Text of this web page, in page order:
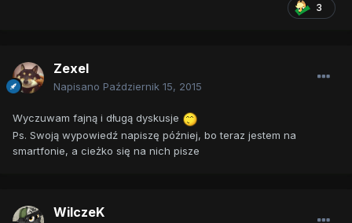
3
Zexel
Napisano Październik 15, 2015
Wyczuwam fajną i długą dyskusje
Ps. Swoją wypowiedź napiszę później, bo teraz jestem na
smartfonie, a cieżko się na nich pisze
WilczeK